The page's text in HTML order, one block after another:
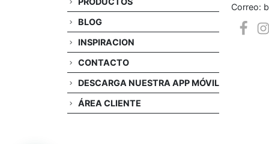
BLOG
INSPIRACION
CONTACTO
DESCARGA NUESTRA APP MÓVIL
ÁREA CLIENTE
Correo: